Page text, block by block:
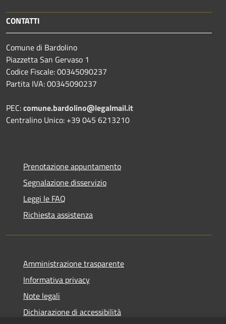
CONTATTI
Comune di Bardolino
Piazzetta San Gervaso 1
Codice Fiscale: 00345090237
Partita IVA: 00345090237
PEC:comune.bardolino@legalmail.it
Centralino Unico: +39 045 6213210
Prenotazione appuntamento
Segnalazione disservizio
Leggi le FAQ
Richiesta assistenza
Amministrazione trasparente
Informativa privacy
Note legali
Dichiarazione di accessibilità